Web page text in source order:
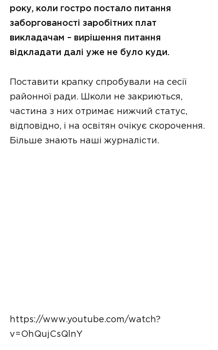
року, коли гостро постало питання
заборгованості заробітних плат
викладачам – вирішення питання
відкладати далі уже не було куди.
Поставити крапку спробували на сесії
районної ради. Школи не закриються,
частина з них отримає нижчий статус,
відповідно, і на освітян очікує скорочення.
Більше знають наші журналісти.
https://www.youtube.com/watch?
v=OhQujCsQlnY